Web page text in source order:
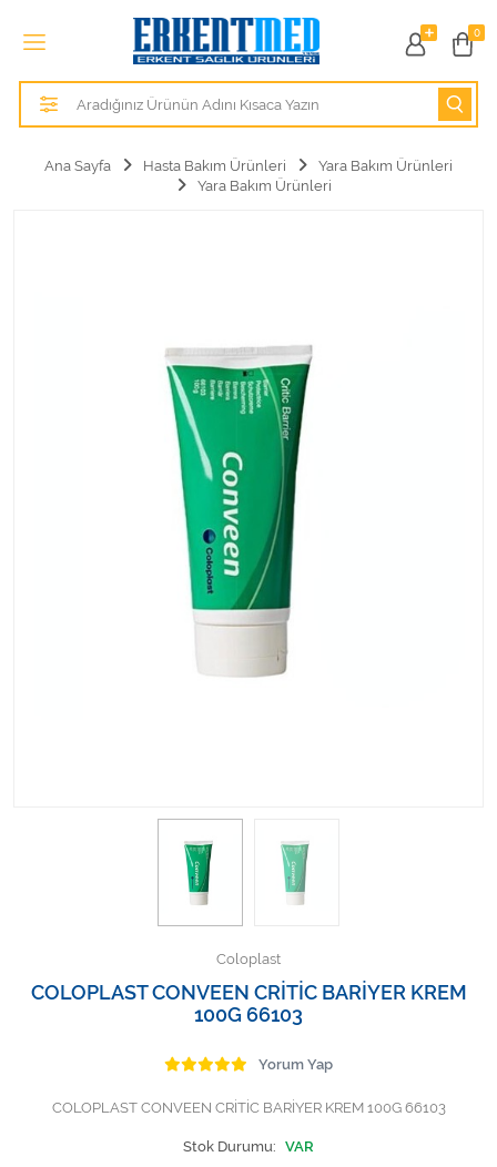
0
Tüm Kategoriler
Alezler
Anne ve Bebek Sağlığı
Hasta Bakım Ürünleri
Hastane Mobilyaları
Kişisel Bakım ve Sağlık
Kişisel Bakım ve Sağlık
Varis Çorapları
Tüm Kategorileri Gör
Ana Sayfa Hasta Bakım Ürünleri
Yara Bakım Ürünleri
Yara Bakım Ürünleri
Coloplast
COLOPLAST CONVEEN CRİTİC BARİYER KREM
100G 66103
Yorum Yap
COLOPLAST CONVEEN CRİTİC BARİYER KREM 100G 66103
Stok Durumu: VAR